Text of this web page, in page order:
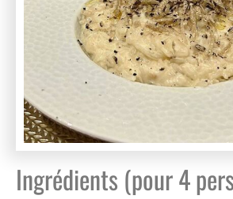
Ingrédients (pour 4